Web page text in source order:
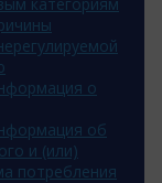
о
об
и (или)
потребления